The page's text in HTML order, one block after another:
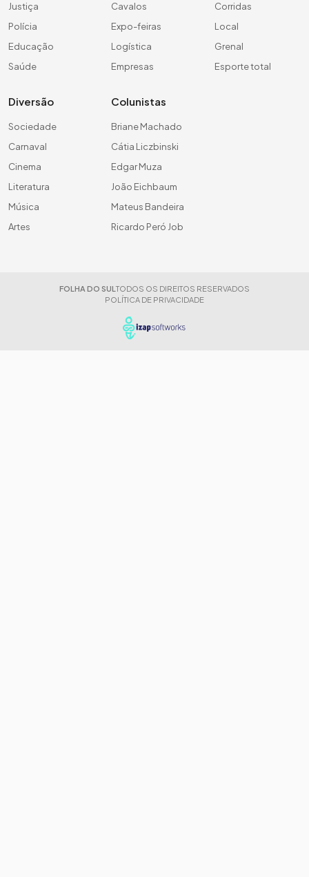
Justiça
Polícia
Educação
Saúde
Cavalos
Expo-feiras
Logística
Empresas
Corridas
Local
Grenal
Esporte total
Diversão
Sociedade
Carnaval
Cinema
Literatura
Música
Artes
Colunistas
Briane Machado
Cátia Liczbinski
Edgar Muza
João Eichbaum
Mateus Bandeira
Ricardo Peró Job
FOLHA DO SUL TODOS OS DIREITOS RESERVADOS
POLÍTICA DE PRIVACIDADE